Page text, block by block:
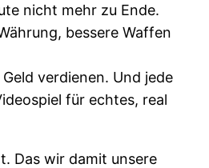
nicht mehr zu Ende.
bessere Waffen
verdienen. Und jede
für echtes, real
Das wir damit unsere